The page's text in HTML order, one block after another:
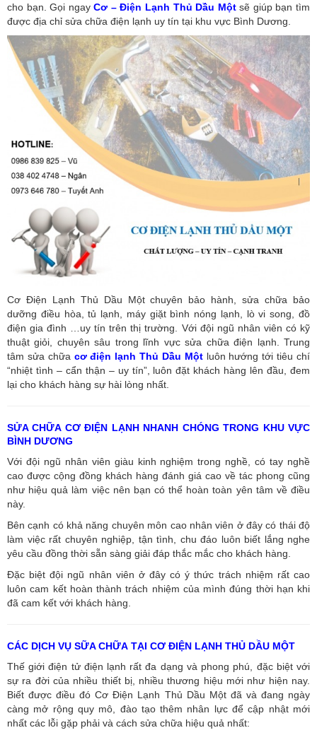
cho bạn. Gọi ngayCơ – Điện Lạnh Thủ Dầu Một sẽ giúp bạn tìm
được địa chỉ sửa chữa điện lạnh uy tín tại khu vực Bình Dương.
Cơ Điện Lạnh Thủ Dầu Một chuyên bảo hành, sửa chữa bảo
dưỡng điều hòa, tủ lạnh, máy giặt bình nóng lạnh, lò vi song, đồ
điện gia đình …uy tín trên thị trường. Với đội ngũ nhân viên có kỹ
thuật giỏi, chuyên sâu trong lĩnh vực sửa chữa điện lạnh. Trung
tâm sửa chữa cơ điện lạnh Thủ Dầu Mộtluôn hướng tới tiêu chí
“nhiệt tình – cẩn thận – uy tín”, luôn đặt khách hàng lên đầu, đem
lại cho khách hàng sự hài lòng nhất.
SỬA CHỮA CƠ ĐIỆN LẠNH NHANH CHÓNG TRONG KHU VỰC
BÌNH DƯƠNG
Với đội ngũ nhân viên giàu kinh nghiệm trong nghề, có tay nghề
cao được cộng đồng khách hàng đánh giá cao về tác phong cũng
như hiệu quả làm việc nên bạn có thể hoàn toàn yên tâm về điều
này.
Bên cạnh có khả năng chuyên môn cao nhân viên ở đây có thái độ
làm việc rất chuyên nghiệp, tận tình, chu đáo luôn biết lắng nghe
yêu cầu đồng thời sẵn sàng giải đáp thắc mắc cho khách hàng.
Đặc biệt đội ngũ nhân viên ở đây có ý thức trách nhiệm rất cao
luôn cam kết hoàn thành trách nhiệm của mình đúng thời hạn khi
đã cam kết với khách hàng.
CÁC DỊCH VỤ SỮA CHỮA TẠI CƠ ĐIỆN LẠNH THỦ DẦU MỘT
Thế giới điện tử điện lạnh rất đa dạng và phong phú, đặc biệt với
sự ra đời của nhiều thiết bị, nhiều thương hiệu mới như hiện nay.
Biết được điều đó Cơ Điện Lạnh Thủ Dầu Một đã và đang ngày
càng mở rộng quy mô, đào tạo thêm nhân lực để cập nhật mới
nhất các lỗi gặp phải và cách sửa chữa hiệu quả nhất: